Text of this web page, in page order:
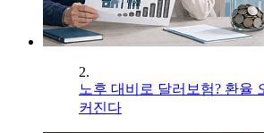
2.
노후 대비로 달러보험? 환율
커진다